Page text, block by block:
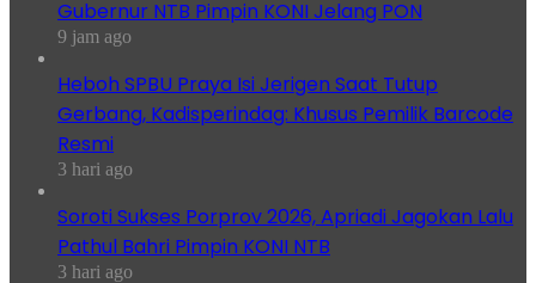
Gubernur NTB Pimpin KONI Jelang PON
9 jam ago
Heboh SPBU Praya Isi Jerigen Saat Tutup
Gerbang, Kadisperindag: Khusus Pemilik Barcode
Resmi
3 hari ago
Soroti Sukses Porprov 2026, Apriadi Jagokan Lalu
Pathul Bahri Pimpin KONI NTB
3 hari ago